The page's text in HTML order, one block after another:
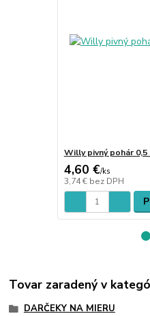
Willy pivný pohár 0,5
4,60 €/ks
3,74 € bez DPH
Tovar zaradený v
DARČEKY NA MIERU